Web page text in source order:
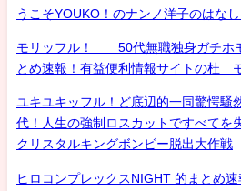
うこそYOUKO！のナンノ洋子のはな
モリッフル！ 50代無職独身ガチホ
とめ速報！有益便利情報サイトの杜
ユキユキッフル！ど底辺的一同驚愕騒
代！人生の強制ロスカットですべてを
クリスタルキングボンビー脱出大作戦
ヒロコンプレックスNIGHT 的まとめ